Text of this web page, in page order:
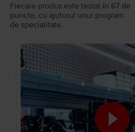
Fiecare produs este testat în 67 de
puncte, cu ajutorul unui program
de specialitate.